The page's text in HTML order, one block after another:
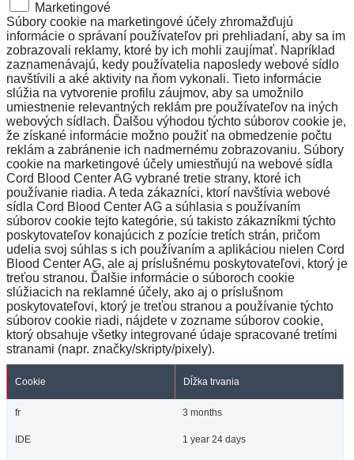
Marketingové
Súbory cookie na marketingové účely zhromažďujú
informácie o správaní používateľov pri prehliadaní, aby sa im
zobrazovali reklamy, ktoré by ich mohli zaujímať. Napríklad
zaznamenávajú, kedy používatelia naposledy webové sídlo
navštívili a aké aktivity na ňom vykonali. Tieto informácie
slúžia na vytvorenie profilu záujmov, aby sa umožnilo
umiestnenie relevantných reklám pre používateľov na iných
webových sídlach. Ďalšou výhodou týchto súborov cookie je,
že získané informácie možno použiť na obmedzenie počtu
reklám a zabránenie ich nadmernému zobrazovaniu. Súbory
cookie na marketingové účely umiestňujú na webové sídla
Cord Blood Center AG vybrané tretie strany, ktoré ich
používanie riadia. A teda zákazníci, ktorí navštívia webové
sídla Cord Blood Center AG a súhlasia s používaním
súborov cookie tejto kategórie, sú takisto zákazníkmi týchto
poskytovateľov konajúcich z pozície tretích strán, pričom
udelia svoj súhlas s ich používaním a aplikáciou nielen Cord
Blood Center AG, ale aj príslušnému poskytovateľovi, ktorý je
treťou stranou. Ďalšie informácie o súboroch cookie
slúžiacich na reklamné účely, ako aj o príslušnom
poskytovateľovi, ktorý je treťou stranou a používanie týchto
súborov cookie riadi, nájdete v zozname súborov cookie,
ktorý obsahuje všetky integrované údaje spracované tretími
stranami (napr. značky/skripty/pixely).
Cookie Dĺžka trvania
fr 3 months
IDE 1 year 24 days